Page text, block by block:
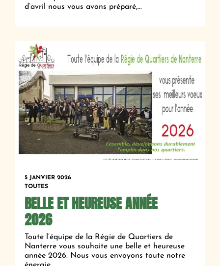
d’avril nous vous avons préparé,...
5 JANVIER 2026
TOUTES
BELLE ET HEUREUSE ANNÉE
2026
Toute l’équipe de la Régie de Quartiers de
Nanterre vous souhaite une belle et heureuse
année 2026. Nous vous envoyons toute notre